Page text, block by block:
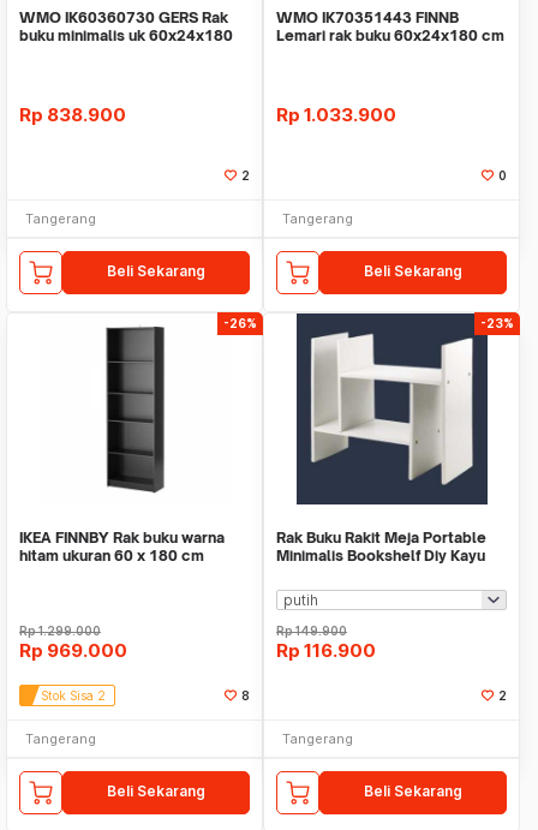
WMO IK60360730 GERS Rak
buku minimalis uk 60x24x180
Rp 838.900
2
Tangerang
Beli Sekarang
WMO IK70351443 FINNB
Lemari rak buku 60x24x180 cm
Rp 1.033.900
0
Tangerang
Beli Sekarang
-26%
IKEA FINNBY Rak buku warna
hitam ukuran 60 x 180 cm
Rp1.299.000
Rp 969.000
Stok Sisa 2 8
Tangerang
Beli Sekarang
-23%
Rak Buku Rakit Meja Portable
Minimalis Bookshelf Diy Kayu
Rp149.900
Rp 116.900
2
Tangerang
Beli Sekarang